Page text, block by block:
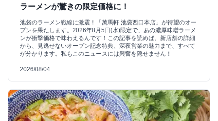
ラーメンが驚きの限定価格に！
池袋のラーメン戦線に激震！「萬馬軒 池袋西口本店」が待望のオー
プンを果たします。2026年8月5日(水)限定で、あの濃厚味噌ラーメ
ンが衝撃価格で味わえるんです！この記事を読めば、新店舗の詳細
から、見逃せないオープン記念特典、深夜営業の魅力まで、すべて
が分かります。私もこのニュースには興奮を隠せません！
2026/08/04